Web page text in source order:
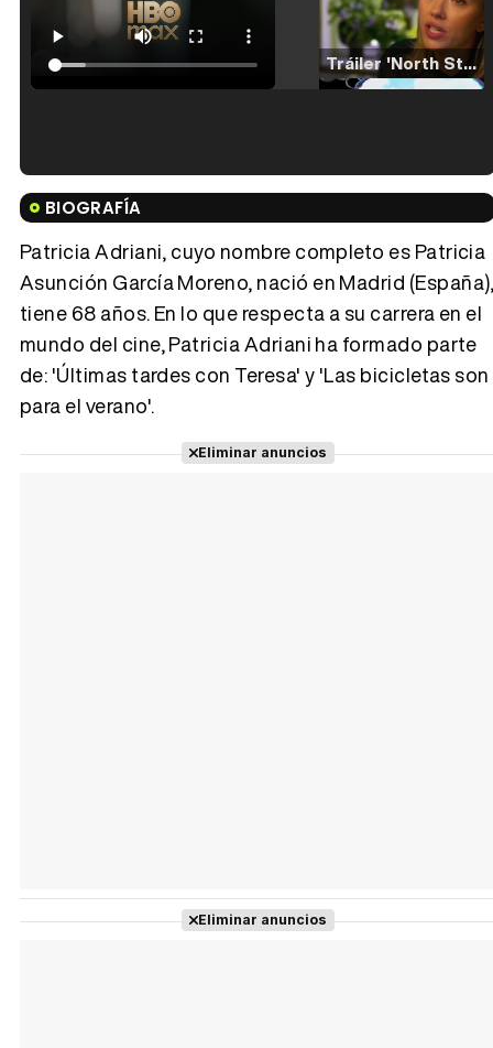
Tráiler 'North Star' (2023)
Tráiler en español de 'La isla olvidada'
Tráiler 'Vida perra' (2026)
BIOGRAFÍA
Patricia Adriani, cuyo nombre completo es Patricia
Asunción García Moreno, nació en Madrid
tiene 68 años. En lo que respecta a su carrera en el
mundo del cine, Patricia Adriani ha formado parte
de: 'Últimas tardes con Teresa' y 'Las bicicletas son
para el verano'.
Eliminar anuncios
Eliminar anuncios